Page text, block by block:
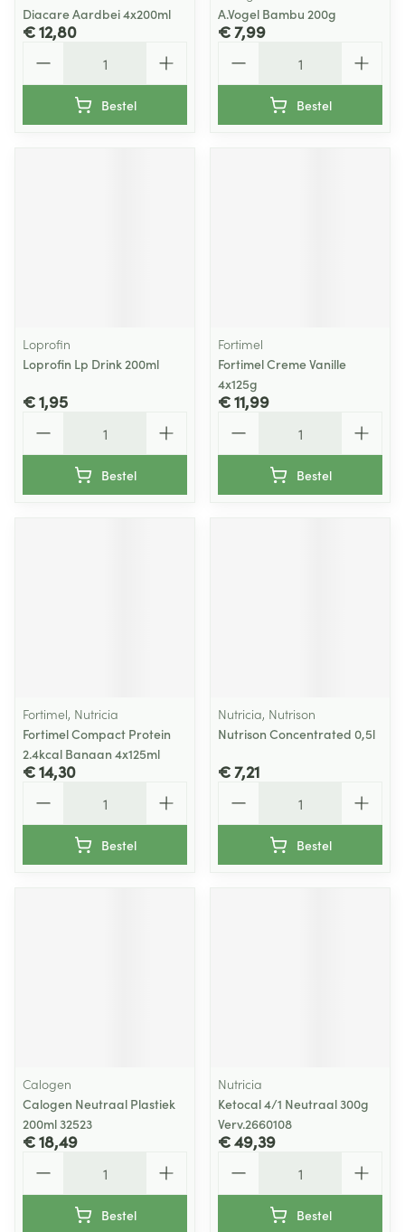
Diacare Aardbei 4x200ml
€ 12,80
Bestel
A.Vogel Bambu 200g
€ 7,99
Bestel
Loprofin
Loprofin Lp Drink 200ml
€ 1,95
Bestel
Fortimel
Fortimel Creme Vanille
4x125g
€ 11,99
Bestel
Fortimel, Nutricia
Fortimel Compact Protein
2.4kcal Banaan 4x125ml
€ 14,30
Bestel
Nutricia, Nutrison
Nutrison Concentrated 0,5l
€ 7,21
Bestel
Calogen
Calogen Neutraal Plastiek
200ml 32523
€ 18,49
Bestel
Nutricia
Ketocal 4/1 Neutraal 300g
Verv.2660108
€ 49,39
Bestel